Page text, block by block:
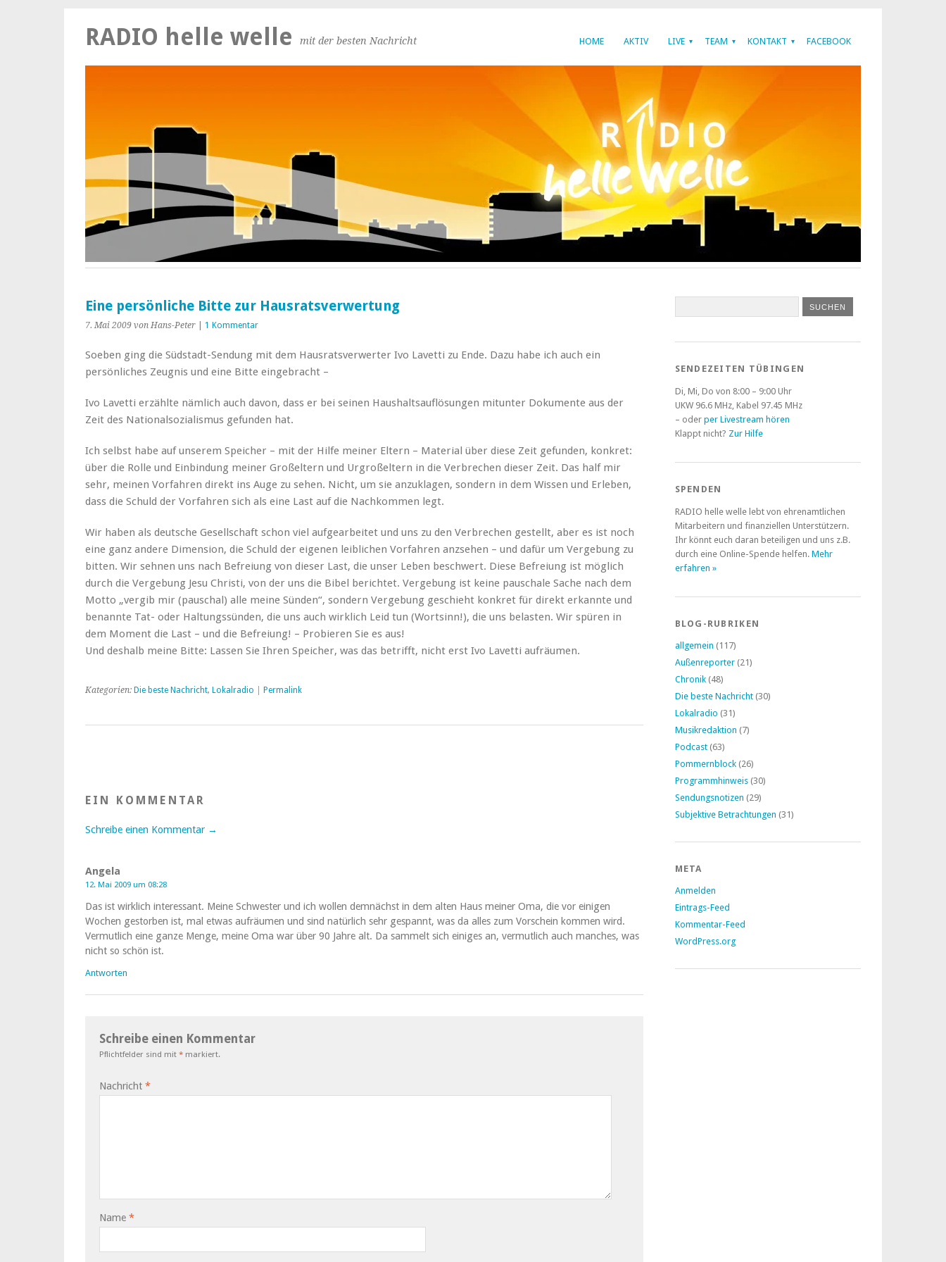
HOME AKTIV LIVE TEAM KONTAKT FACEBOOK
RADIO helle welle mit der besten Nachricht
Eine persönliche Bitte zur Hausratsverwertung
7. Mai 2009 von Hans-Peter 1 Kommentar
Soeben ging die Südstadt-Sendung mit dem Hausratsverwerter Ivo Lavetti zu Ende. Dazu habe ich auch ein
persönliches Zeugnis und eine Bitte eingebracht –
Ivo Lavetti erzählte nämlich auch davon, dass er bei seinen Haushaltsauflösungen mitunter Dokumente aus der
Zeit des Nationalsozialismus gefunden hat.
Ich selbst habe auf unserem Speicher – mit der Hilfe meiner Eltern – Material über diese Zeit gefunden, konkret:
über die Rolle und Einbindung meiner Großeltern und Urgroßeltern in die Verbrechen dieser Zeit. Das half mir
sehr, meinen Vorfahren direkt ins Auge zu sehen. Nicht, um sie anzuklagen, sondern in dem Wissen und Erleben,
dass die Schuld der Vorfahren sich als eine Last auf die Nachkommen legt.
Wir haben als deutsche Gesellschaft schon viel aufgearbeitet und uns zu den Verbrechen gestellt, aber es ist noch
eine ganz andere Dimension, die Schuld der eigenen leiblichen Vorfahren anzsehen – und dafür um Vergebung zu
bitten. Wir sehnen uns nach Befreiung von dieser Last, die unser Leben beschwert. Diese Befreiung ist möglich
durch die Vergebung Jesu Christi, von der uns die Bibel berichtet. Vergebung ist keine pauschale Sache nach dem
Motto „vergib mir (pauschal) alle meine Sünden“, sondern Vergebung geschieht konkret für direkt erkannte und
benannte Tat- oder Haltungssünden, die uns auch wirklich Leid tun (Wortsinn!), die uns belasten. Wir spüren in
dem Moment die Last – und die Befreiung! – Probieren Sie es aus!
Und deshalb meine Bitte: Lassen Sie Ihren Speicher, was das betrifft, nicht erst Ivo Lavetti aufräumen.
Kategorien: Die beste Nachricht, Lokalradio Permalink
EIN KOMMENTAR
Schreibe einen Kommentar →
Angela
12. Mai 2009 um 08:28
Das ist wirklich interessant. Meine Schwester und ich wollen demnächst in dem alten Haus meiner Oma, die vor einigen
Wochen gestorben ist, mal etwas aufräumen und sind natürlich sehr gespannt, was da alles zum Vorschein kommen wird.
Vermutlich eine ganze Menge, meine Oma war über 90 Jahre alt. Da sammelt sich einiges an, vermutlich auch manches, was
nicht so schön ist.
Antworten
Schreibe einen Kommentar
Pflichtfelder sind mit * markiert.
Nachricht *
Name *
SENDEZEITEN TÜBINGEN
Di, Mi, Do von 8:00 – 9:00 Uhr
UKW 96.6 MHz, Kabel 97.45 MHz
– oder per Livestream hören
Klappt nicht? Zur Hilfe
SPENDEN
RADIO helle welle lebt von ehrenamtlichen
Mitarbeitern und finanziellen Unterstützern.
Ihr könnt euch daran beteiligen und uns z.B.
durch eine Online-Spende helfen. Mehr
erfahren »
BLOG-RUBRIKEN
allgemein (117)
Außenreporter(21)
Chronik(48)
Die beste Nachricht(30)
Lokalradio (31)
Musikredaktion (7)
Podcast(63)
Pommernblock(26)
Programmhinweis(30)
Sendungsnotizen (29)
Subjektive Betrachtungen (31)
META
Anmelden
Eintrags-Feed
Kommentar-Feed
WordPress.org